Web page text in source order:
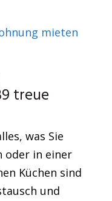
mieten
treue
was Sie
oder in einer
Küchen sind
und